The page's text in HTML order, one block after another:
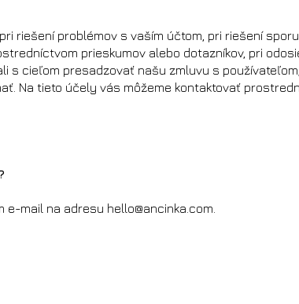
riešení problémov s vaším účtom, pri riešení
prieskumov alebo dotazníkov, pri
s cieľom presadzovať našu zmluvu s
Na tieto účely vás môžeme kontaktovať
e-mail na adresu hello@ancinka.com